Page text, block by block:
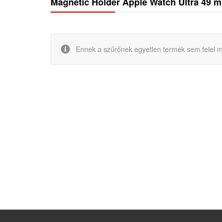
Ennek a szűrőnek egyetlen termék sem felel